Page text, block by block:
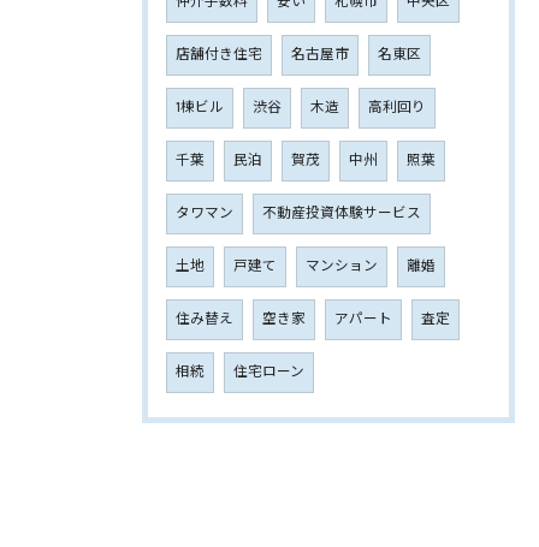
店舗付き住宅 名古屋市 名東区
1棟ビル 渋谷 木造 高利回り
千葉 民泊 賀茂 中州 照葉
タワマン 不動産投資体験サービス
土地 戸建て マンション 離婚
住み替え 空き家 アパート 査定
相続 住宅ローン